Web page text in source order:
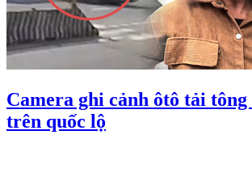
Camera ghi cảnh ôtô tải
trên quốc lộ